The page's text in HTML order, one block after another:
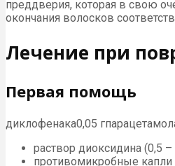
преддверия, которая в свою
окончания волосков
Лечение при
Первая помощь
диклофенака0,05
раствор диоксидина (0,5
противомикробные